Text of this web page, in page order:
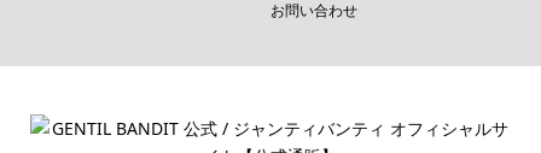
お問い合わせ